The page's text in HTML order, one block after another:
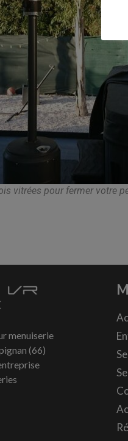
vitrées pour fermer votre
menuiserie
(66)